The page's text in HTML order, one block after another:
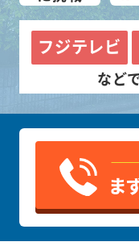
フジテレビ
など